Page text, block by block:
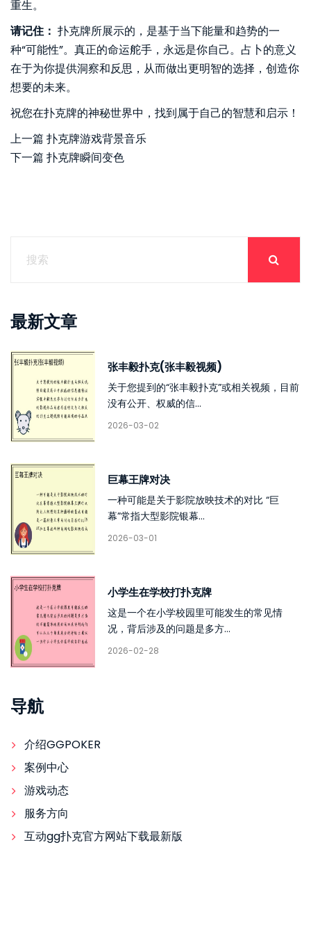
重生。
请记住： 扑克牌所展示的，是基于当下能量和趋势的一
种“可能性”。真正的命运舵手，永远是你自己。占卜的意义
在于为你提供洞察和反思，从而做出更明智的选择，创造你
想要的未来。
祝您在扑克牌的神秘世界中，找到属于自己的智慧和启示！
上一篇 扑克牌游戏背景音乐
下一篇 扑克牌瞬间变色
最新文章
张丰毅扑克(张丰毅视频)
关于您提到的“张丰毅扑克”或相关视频，目前
没有公开、权威的信...
2026-03-02
巨幕王牌对决
一种可能是关于影院放映技术的对比 “巨
幕”常指大型影院银幕...
2026-03-01
小学生在学校打扑克牌
这是一个在小学校园里可能发生的常见情
况，背后涉及的问题是多方...
2026-02-28
导航
介绍GGPOKER
案例中心
游戏动态
服务方向
互动gg扑克官方网站下载最新版